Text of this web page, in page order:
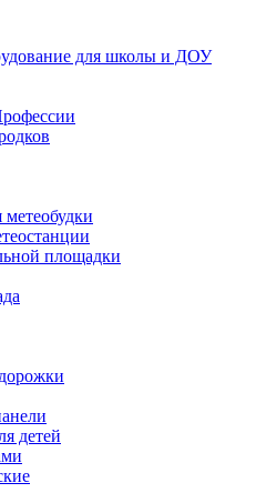
для школы и ДОУ
площадки
детей